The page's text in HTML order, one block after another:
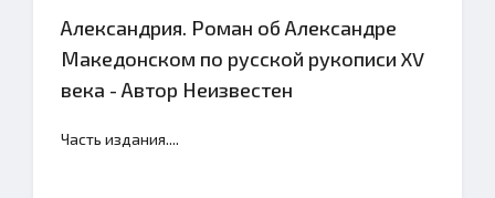
Александрия. Роман об Александре
Македонском по русской рукописи XV
века - Автор Неизвестен
Часть издания....